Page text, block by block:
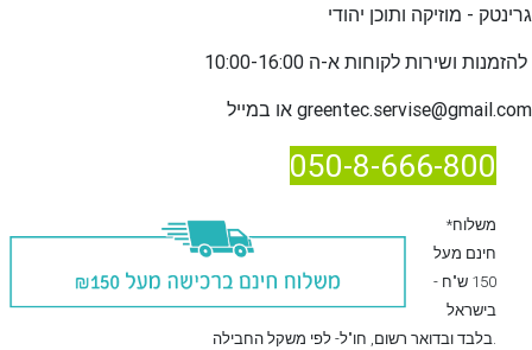
גרינטק - מוזיקה ותוכן יהודי
להזמנות ו
greentec.servise@gmail.com
050-8-666-800
*משלוח
חינם מעל
150 ש"ח -
בישראל
בלבדובדואר רשום , חו"ל- לפי משקל החבילה.